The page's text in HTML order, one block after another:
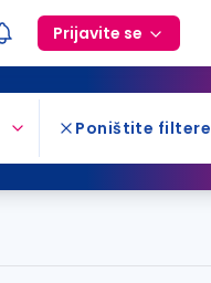
Prijavite se
Poništite filtere